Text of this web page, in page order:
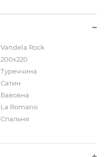
Vandela Rock
200х220
Туреччина
Сатин
Бавовна
La Romano
Спальня